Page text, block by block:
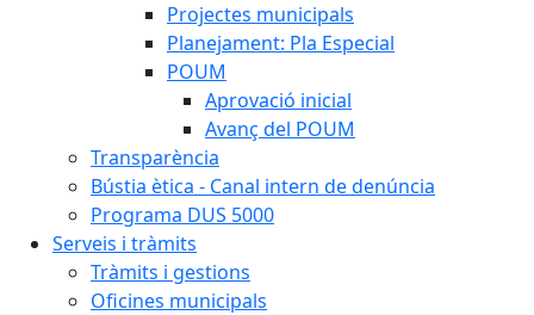
Projectes municipals
Planejament: Pla Especial
POUM
Aprovació inicial
Avanç del POUM
Transparència
Bústia ètica - Canal intern de denúncia
Programa DUS 5000
Serveis i tràmits
Tràmits i gestions
Oficines municipals